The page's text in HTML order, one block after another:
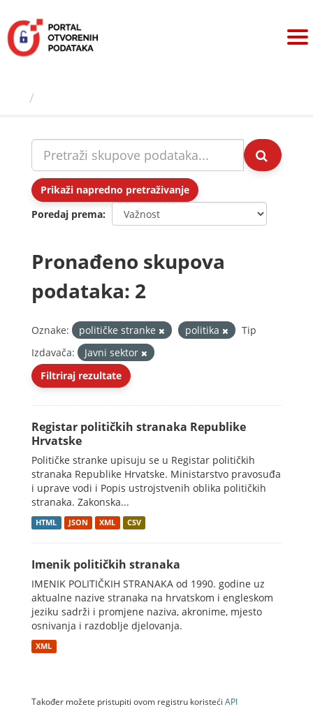
sadržaj
Prikaži napredno pretraživanje
Poredaj prema
Pronađeno skupova
podataka: 2
Oznake: političke stranke politika
Tip
Izdavača:
Javni sektor
Filtriraj rezultate
Registar političkih stranaka Republike
Hrvatske
Političke stranke upisuju se u Registar političkih
stranaka Republike Hrvatske. Ministarstvo pravosuđa
i uprave vodi i Popis ustrojstvenih oblika političkih
stranaka. Zakonska...
HTML JSON XML CSV
Imenik političkih stranaka
IMENIK POLITIČKIH STRANAKA od 1990. godine uz
aktualne nazive stranaka na hrvatskom i engleskom
jeziku sadrži i promjene naziva, akronime, mjesto
osnivanja i razdoblje djelovanja.
XML
Također možete pristupiti ovom registru koristeći API